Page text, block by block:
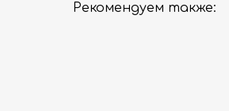
Рекомендуем также: